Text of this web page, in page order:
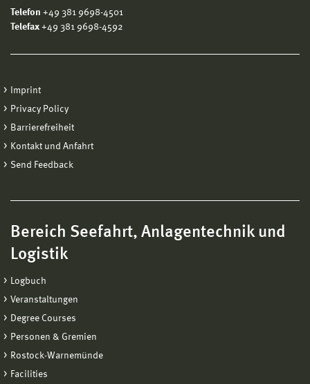
Telefon +49 381 9698-4501
Telefax +49 381 9698-4592
Imprint
Privacy Policy
Barrierefreiheit
Kontakt und Anfahrt
Send Feedback
Bereich Seefahrt, Anlagentechnik und
Logistik
Logbuch
Veranstaltungen
Degree Courses
Personen & Gremien
Rostock-Warnemünde
Facilities